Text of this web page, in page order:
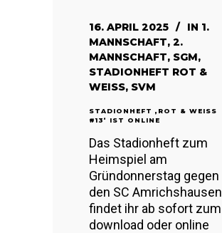
16. APRIL 2025 IN 1.
MANNSCHAFT, 2.
MANNSCHAFT, SGM,
STADIONHEFT ROT &
WEISS
, SVM
STADIONHEFT ‚ROT & WEISS #
13‘ IST ONLINE
Das Stadionheft zum
Heimspiel am
Gründonnerstag gegen
den SC Amrichshausen
findet ihr ab sofort zum
download oder online